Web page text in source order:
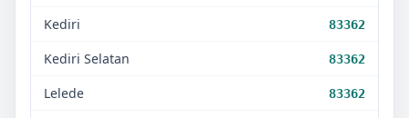
Kediri 83362
Kediri Selatan 83362
Lelede 83362